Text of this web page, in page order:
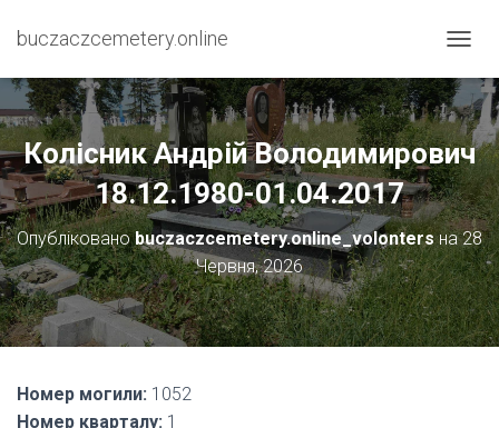
buczaczcemetery.online
Е
Р
Е
М
К
Н
У
Т
И
Н
А
В
І
Г
Колісник Андрій Володимирович
18.12.1980-01.04.2017
Опублікованоbuczaczcemetery.online_volontersна28
Червня, 2026
Номер могили: 1052
Номер кварталу: 1